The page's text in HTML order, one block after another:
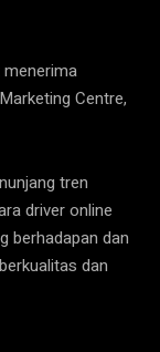
Centre,
tren
driver online
berhadapan dan
dan